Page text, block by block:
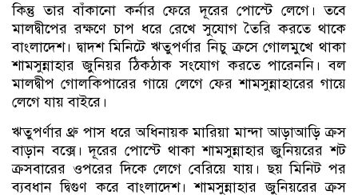
কিন্তু তার বাঁকানো কর্নার ফেরে দূরের পোস্টে লেগে। তবে
মালদ্বীপের রক্ষণে চাপ ধরে রেখে সুযোগ তৈরি করতে থাকে
বাংলাদেশ। দ্বাদশ মিনিটে ঋতুপর্ণার নিচু ক্রসে গোলমুখে থাকা
শামসুন্নাহার জুনিয়র ঠিকঠাক সংযোগ করতে পারেননি। বল
মালদ্বীপ গোলকিপারের গায়ে লেগে ফের শামসুন্নাহারের গায়ে
লেগে যায় বাইরে।
ঋতুপর্ণার থ্রু পাস ধরে অধিনায়ক মারিয়া মান্দা আড়াআড়ি ক্রস
বাড়ান বক্সে। দূরের পোস্টে থাকা শামসুন্নাহার জুনিয়রের শট
ক্রসবারের ওপরের দিকে লেগে বেরিয়ে যায়। ছয় মিনিট পর
ব্যবধান দ্বিগুণ করে বাংলাদেশ। শামসুন্নাহার জুনিয়রের ক্রস